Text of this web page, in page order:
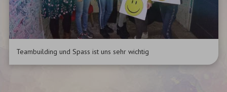
Teambuilding und Spass ist uns sehr wichtig